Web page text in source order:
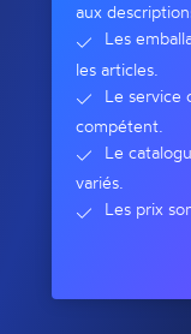
aux
Les
les articles.
Le service
compétent.
Le
variés.
Les prix